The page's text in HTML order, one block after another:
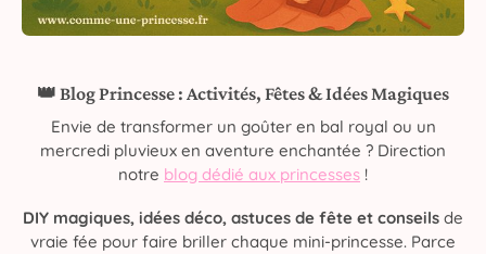
👑 Blog Princesse : Activités, Fêtes & Idées Magiques
Envie de transformer un goûter en bal royal ou un
mercredi pluvieux en aventure enchantée ? Direction
notre blog dédié aux princesses !
DIY magiques, idées déco, astuces de fête et conseils de
vraie fée pour faire briller chaque mini-princesse. Parce